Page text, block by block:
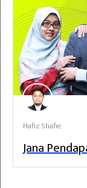
Hafiz Shafie
Jana